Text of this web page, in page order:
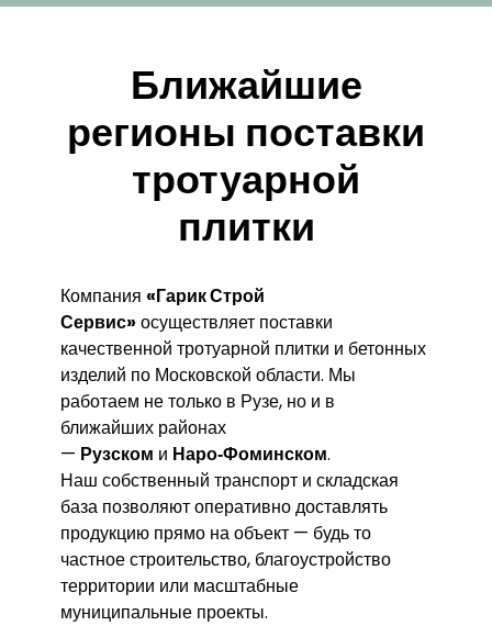
Ближайшие
регионы поставки
тротуарной
плитки
Компания «Гарик Строй
Сервис» осуществляет поставки
качественной тротуарной плитки и бетонных
изделий по Московской области. Мы
работаем не только в Рузе, но и в
ближайших районах
— Рузском и Наро‑Фоминском.
Наш собственный транспорт и складская
база позволяют оперативно доставлять
продукцию прямо на объект — будь то
частное строительство, благоустройство
территории или масштабные
муниципальные проекты.